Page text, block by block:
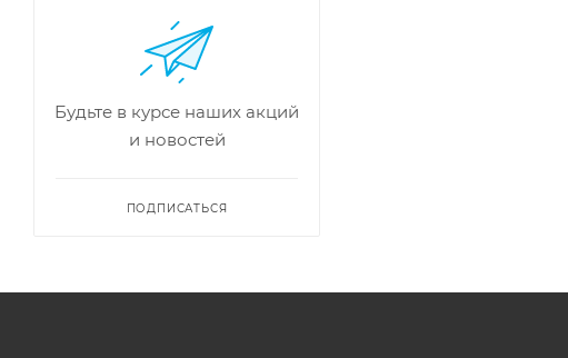
Будьте в курсе наших акций
и новостей
ПОДПИСАТЬСЯ